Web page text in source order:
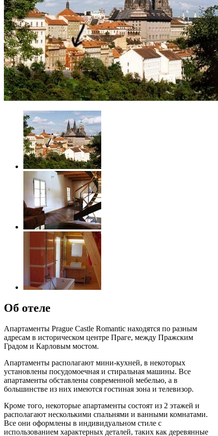
Об отеле
Апартаменты Prague Castle Romantic находятся по разным
адресам в историческом центре Праге, между Пражским
Градом и Карловым мостом.
Апартаменты располагают мини-кухней, в некоторых
установлены ​​посудомоечная и стиральная машины. Все
апартаменты обставлены современной мебелью, а в
большинстве из них имеются гостиная зона и телевизор.
Кроме того, некоторые апартаменты состоят из 2 этажей и
располагают несколькими спальнями и ванными комнатами.
Все они оформлены в индивидуальном стиле с
использованием характерных деталей, таких как деревянные